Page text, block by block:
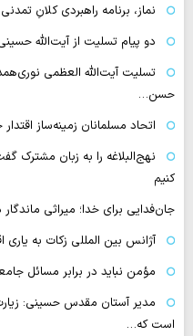
نماز، برنامه راهبردی کلانِ
دو پیام تسلیت از آیت‌الله
تسلیت آیت‌الله العظمی
حسن…
اتحاد مسلمانان زمینه‌ساز
نهج‌البلاغه را به زبان مشترک
کنیم
جان‌فدایی برای خدا؛ میراثی
آژانس بین المللی زکات به یاری
مؤمن نباید در برابر مسائل
مدیر آستان مقدس حسینی:
است که…